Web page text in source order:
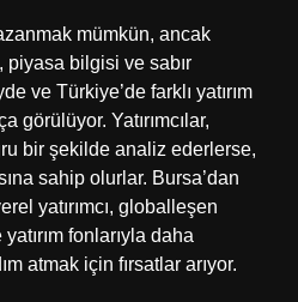
mümkün, ancak
piyasa bilgisi ve sabır
ve Türkiye’de farklı yatırım
görülüyor. Yatırımcılar,
bir şekilde analiz ederlerse,
sahip olurlar. Bursa’dan
yatırımcı, globalleşen
fonlarıyla daha
atmak için fırsatlar arıyor.